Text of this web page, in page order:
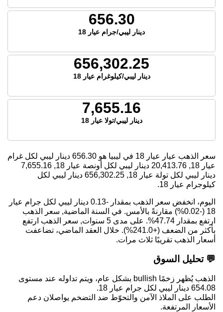
656.30
دينار ليبي/جرام عيار 18
656,302.25
دينار ليبي/كيلوغرام عيار 18
7,655.16
دينار ليبي/تولا عيار 18
سعر الذهب عيار عيار 18 في ليبيا هو 656.30 دينار ليبي لكل غرام
عيار 18,
20,413.76 دينار ليبي لكل أونصة عيار 18,
7,655.16
دينار ليبي لكل تولة عيار 18,
656,302.25 دينار ليبي لكل
كيلوجرام عيار 18.
اليوم، انخفض سعر الذهب بمقدار -0.13 دينار ليبي لكل جرام عيار
18 (-0.02%) مقارنةً بالأمس. في السنة الماضية, سعر الذهب
ارتفع بمقدار 47.74%. على مدى 5 سنوات, سعر الذهب ارتفع
بأكثر من الضعف (+241.0%). خلال العقد الماضي، تضاعفت
أسعار الذهب تقريبًا ثلاث مرات.
💬 تحليل السوق
الذهب يُظهر زخمًا bullish بشكل عام، ويتم تداوله عند مستوى
654.08 دينار ليبي لكل جرام عيار 18.
الطلب على الملاذ الآمن والتحوّط ضد التضخم يواصلان دعم
الأسعار المرتفعة.